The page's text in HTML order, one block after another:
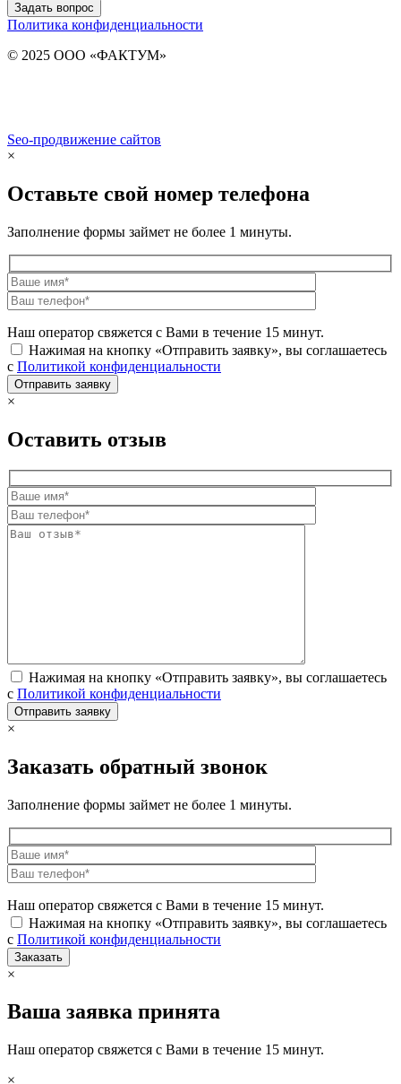
Задать вопрос
Политика конфиденциальности
© 2025 ООО «ФАКТУМ»
Seo-продвижение сайтов
×
Оставьте свой номер телефона
Заполнение формы займет не более 1 минуты.
Наш оператор свяжется с Вами в течение 15 минут.
Нажимая на кнопку «Отправить заявку», вы соглашаетесь
с Политикой конфиденциальности
×
Оставить отзыв
Нажимая на кнопку «Отправить заявку», вы соглашаетесь
с Политикой конфиденциальности
×
Заказать обратный звонок
Заполнение формы займет не более 1 минуты.
Наш оператор свяжется с Вами в течение 15 минут.
Нажимая на кнопку «Отправить заявку», вы соглашаетесь
с Политикой конфиденциальности
×
Ваша заявка принята
Наш оператор свяжется с Вами в течение 15 минут.
×